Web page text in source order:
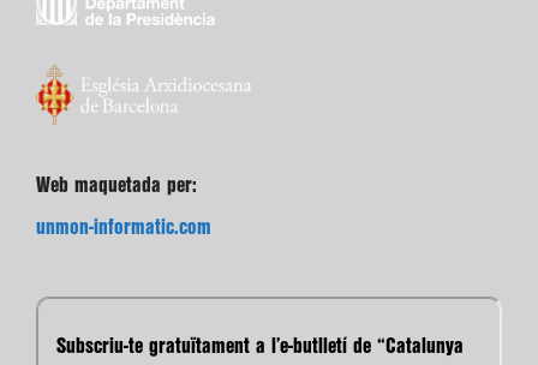
Web maquetada per:
unmon-informatic.com
Subscriu-te gratuïtament a l’e-butlletí de “Catalunya